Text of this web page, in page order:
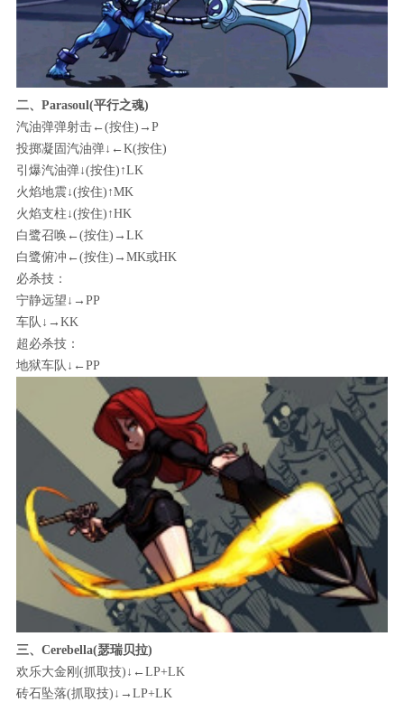
二、Parasoul(平行之魂)
汽油弹弹射击←(按住)→P
投掷凝固汽油弹↓←K(按住)
引爆汽油弹↓(按住)↑LK
火焰地震↓(按住)↑MK
火焰支柱↓(按住)↑HK
白鹭召唤←(按住)→LK
白鹭俯冲←(按住)→MK或HK
必杀技：
宁静远望↓→PP
车队↓→KK
超必杀技：
地狱车队↓←PP
三、Cerebella(瑟瑞贝拉)
欢乐大金刚(抓取技)↓←LP+LK
砖石坠落(抓取技)↓→LP+LK